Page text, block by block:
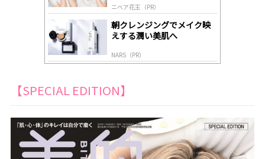
ニベア花王（PR）
朝クレンジングでメイク映
えする潤い美肌へ
NARS（PR）
【SPECIAL EDITION】